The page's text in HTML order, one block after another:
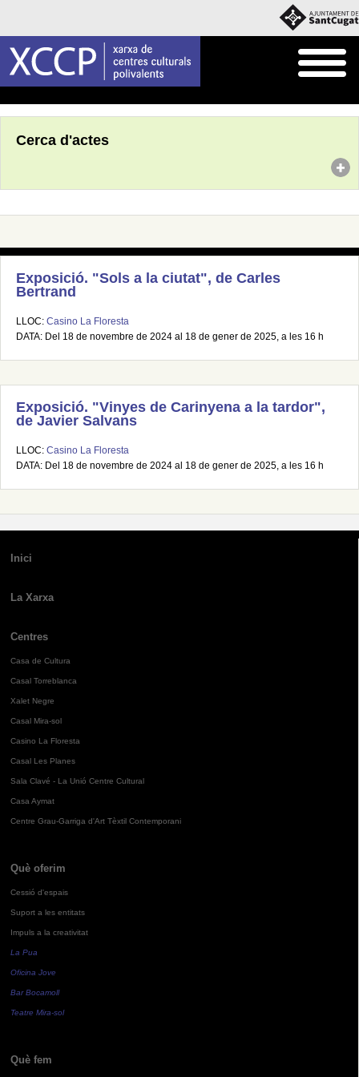
Cerca d'actes
Exposició. "Sols a la ciutat", de Carles
Bertrand
LLOC: Casino La Floresta
DATA: Del 18 de novembre de 2024 al 18 de gener de 2025, a les 16 h
Exposició. "Vinyes de Carinyena a la tardor",
de Javier Salvans
LLOC: Casino La Floresta
DATA: Del 18 de novembre de 2024 al 18 de gener de 2025, a les 16 h
Inici
La Xarxa
Centres
Casa de Cultura
Casal Torreblanca
Xalet Negre
Casal Mira-sol
Casino La Floresta
Casal Les Planes
Sala Clavé - La Unió Centre Cultural
Casa Aymat
Centre Grau-Garriga d'Art Tèxtil Contemporani
Què oferim
Cessió d'espais
Suport a les entitats
Impuls a la creativitat
La Pua
Oficina Jove
Bar Bocamoll
Teatre Mira-sol
Què fem